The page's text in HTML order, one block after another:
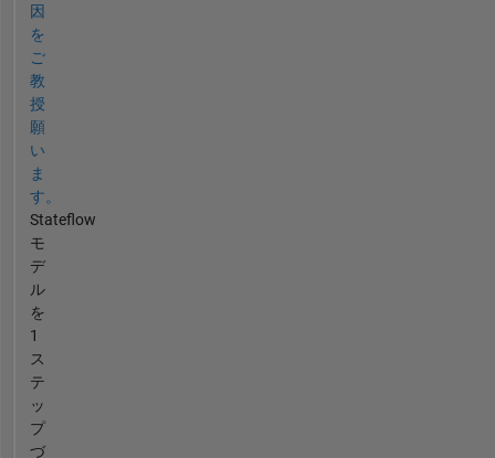
因
を
ご
教
授
願
い
ま
す。
Stateflow
モ
デ
ル
を
1
ス
テ
ッ
プ
づ